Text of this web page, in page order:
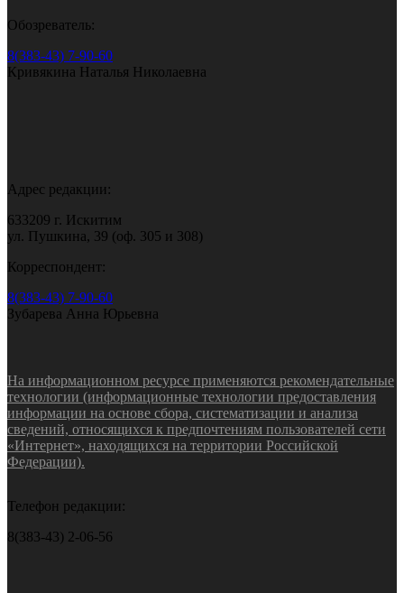
Обозреватель:
8(383-43) 7-90-60
Кривякина Наталья Николаевна
Адрес редакции:
633209 г. Искитим
ул. Пушкина, 39 (оф. 305 и 308)
Корреспондент:
8(383-43) 7-90-60
Зубарева Анна Юрьевна
На информационном ресурсе применяются рекомендательные
технологии (информационные технологии предоставления
информации на основе сбора, систематизации и анализа
сведений, относящихся к предпочтениям пользователей сети
«Интернет», находящихся на территории Российской
Федерации).
Телефон редакции:
8(383-43) 2-06-56